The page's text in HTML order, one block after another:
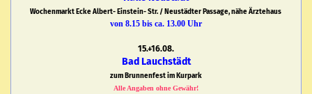
Wochenmarkt Ecke Albert- Einstein- Str. / Neustädter Passage, nähe Ärztehaus
von 8.15 bis ca. 13.00 Uhr
15.+16.08.
Bad Lauchstädt
zum Brunnenfest im Kurpark
Alle Angaben ohne Gewähr!